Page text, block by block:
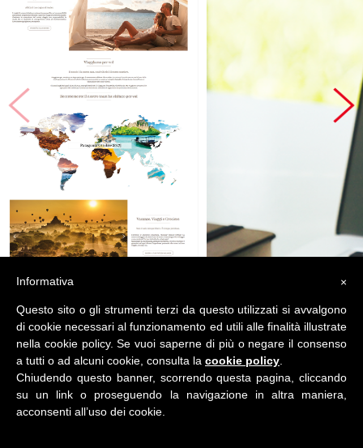
Details
×
Informativa
Questo sito o gli strumenti terzi da questo utilizzati si avvalgono
di cookie necessari al funzionamento ed utili alle finalità illustrate
nella cookie policy. Se vuoi saperne di più o negare il consenso
a tutti o ad alcuni cookie, consulta la cookie policy
Chiudendo questo banner, scorrendo questa pagina, cliccando
su un link o proseguendo la navigazione in altra maniera,
acconsenti all’uso dei cookie.